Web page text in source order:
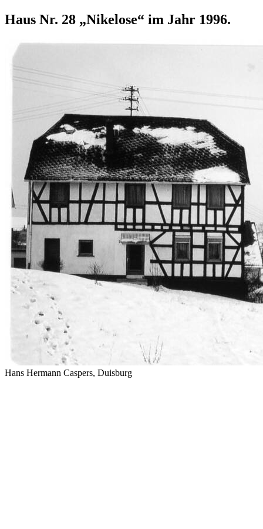
Haus Nr. 28 „Nikelose“ im Jahr 1996.
Hans Hermann Caspers, Duisburg